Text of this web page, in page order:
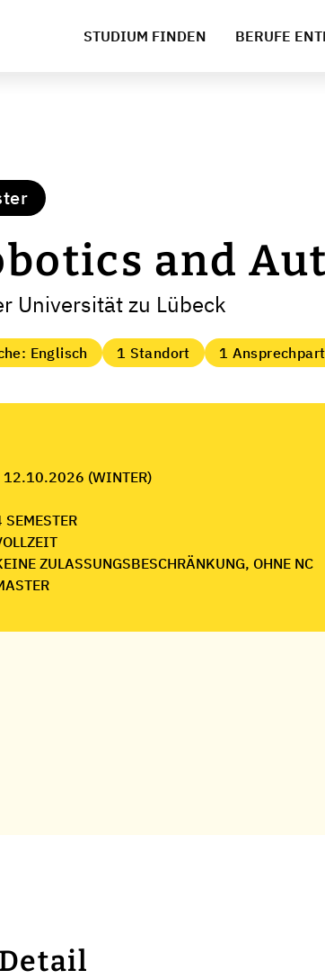
STUDIUM FINDEN BERUFE
and
Universität zu Lübeck
Englisch 1 Standort 1
(WINTER)
SEMESTER
ZULASSUNGSBESCHRÄNKUNG, OHNE NC